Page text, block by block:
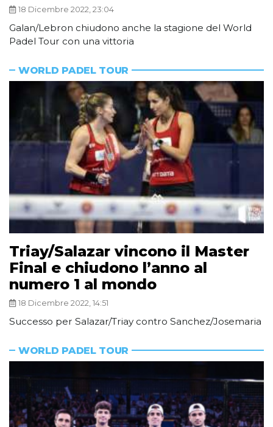
18 Dicembre 2022, 23:04
Galan/Lebron chiudono anche la stagione del World
Padel Tour con una vittoria
WORLD PADEL TOUR
Triay/Salazar vincono il Master
Final e chiudono l’anno al
numero 1 al mondo
18 Dicembre 2022, 14:51
Successo per Salazar/Triay contro Sanchez/Josemaria
WORLD PADEL TOUR